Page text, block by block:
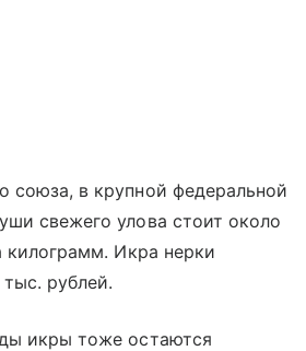
союза, в крупной федеральной
свежего улова стоит около
килограмм. Икра нерки
рублей.
икры тоже остаются